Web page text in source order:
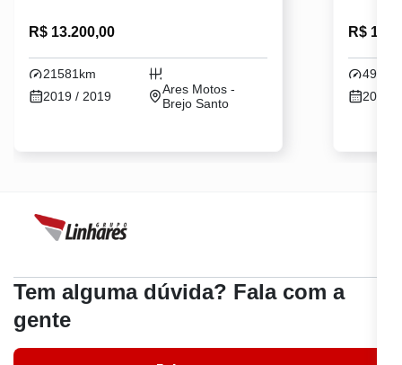
R$ 13.200,00
21581km
2019 / 2019
Ares Motos -
Brejo Santo
R$
2015 /
Tem alguma dúvida? Fala com a
gente